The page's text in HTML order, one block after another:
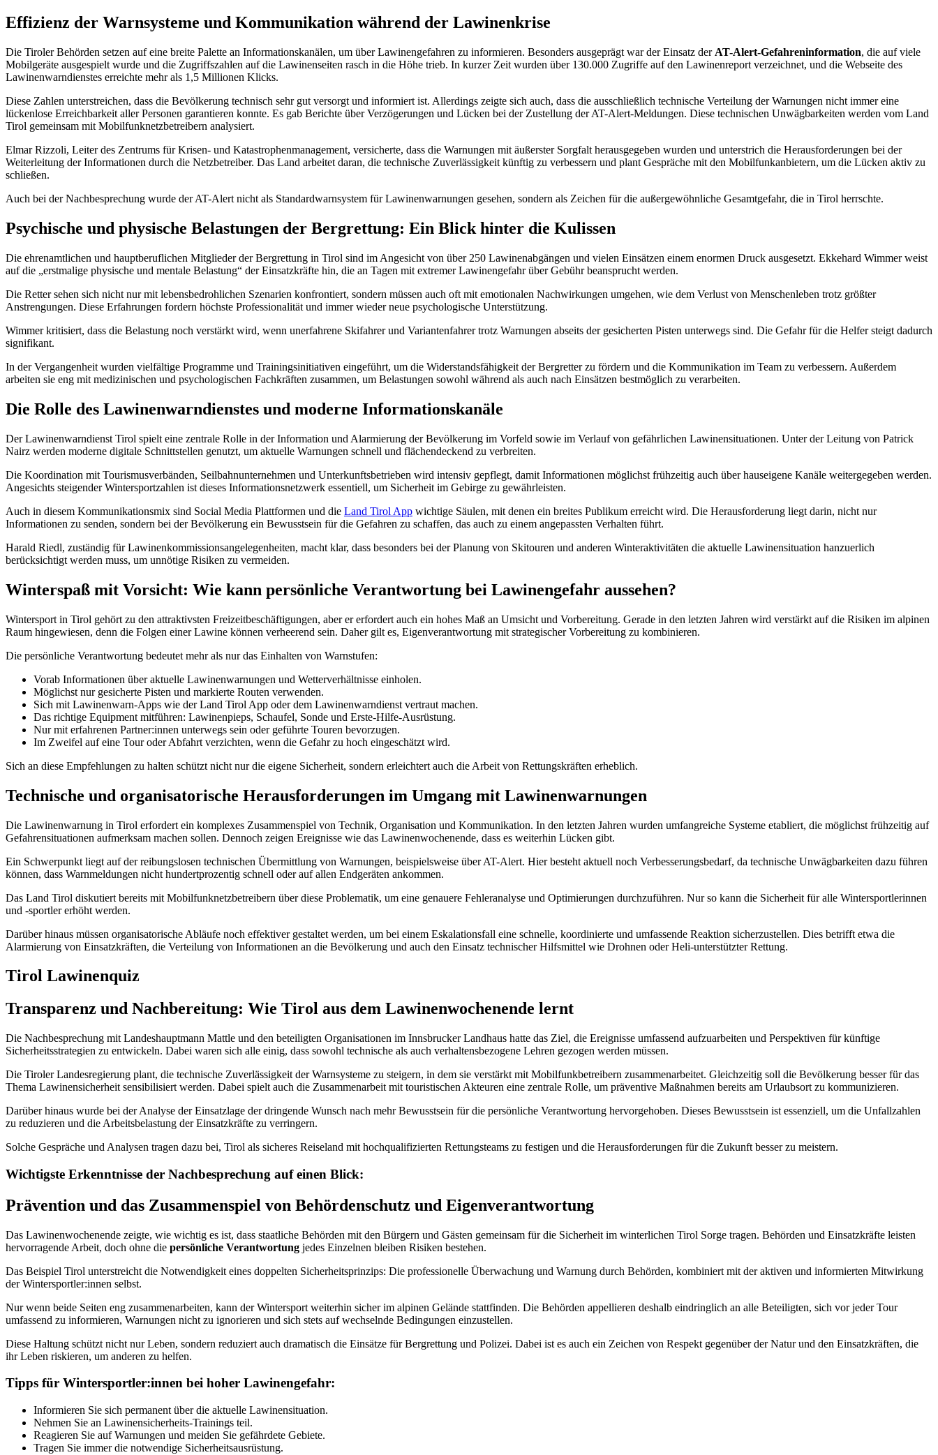
Effizienz der Warnsysteme und Kommunikation während der Lawinenkrise
Die Tiroler Behörden setzen auf eine breite Palette an Informationskanälen, um über Lawinengefahren zu informieren. Besonders ausgeprägt war der Einsatz der AT-Alert-Gefahreninformation, die auf viele
Mobilgeräte ausgespielt wurde und die Zugriffszahlen auf die Lawinenseiten rasch in die Höhe trieb. In kurzer Zeit wurden über 130.000 Zugriffe auf den Lawinenreport verzeichnet, und die Webseite des
Lawinenwarndienstes erreichte mehr als 1,5 Millionen Klicks.
Diese Zahlen unterstreichen, dass die Bevölkerung technisch sehr gut versorgt und informiert ist. Allerdings zeigte sich auch, dass die ausschließlich technische Verteilung der Warnungen nicht immer eine
lückenlose Erreichbarkeit aller Personen garantieren konnte. Es gab Berichte über Verzögerungen und Lücken bei der Zustellung der AT-Alert-Meldungen. Diese technischen Unwägbarkeiten werden vom Land
Tirol gemeinsam mit Mobilfunknetzbetreibern analysiert.
Elmar Rizzoli, Leiter des Zentrums für Krisen- und Katastrophenmanagement, versicherte, dass die Warnungen mit äußerster Sorgfalt herausgegeben wurden und unterstrich die Herausforderungen bei der
Weiterleitung der Informationen durch die Netzbetreiber. Das Land arbeitet daran, die technische Zuverlässigkeit künftig zu verbessern und plant Gespräche mit den Mobilfunkanbietern, um die Lücken aktiv zu
schließen.
Auch bei der Nachbesprechung wurde der AT-Alert nicht als Standardwarnsystem für Lawinenwarnungen gesehen, sondern als Zeichen für die außergewöhnliche Gesamtgefahr, die in Tirol herrschte.
Psychische und physische Belastungen der Bergrettung: Ein Blick hinter die Kulissen
Die ehrenamtlichen und hauptberuflichen Mitglieder der Bergrettung in Tirol sind im Angesicht von über 250 Lawinenabgängen und vielen Einsätzen einem enormen Druck ausgesetzt. Ekkehard Wimmer weist
auf die „erstmalige physische und mentale Belastung“ der Einsatzkräfte hin, die an Tagen mit extremer Lawinengefahr über Gebühr beansprucht werden.
Die Retter sehen sich nicht nur mit lebensbedrohlichen Szenarien konfrontiert, sondern müssen auch oft mit emotionalen Nachwirkungen umgehen, wie dem Verlust von Menschenleben trotz größter
Anstrengungen. Diese Erfahrungen fordern höchste Professionalität und immer wieder neue psychologische Unterstützung.
Wimmer kritisiert, dass die Belastung noch verstärkt wird, wenn unerfahrene Skifahrer und Variantenfahrer trotz Warnungen abseits der gesicherten Pisten unterwegs sind. Die Gefahr für die Helfer steigt dadurch
signifikant.
In der Vergangenheit wurden vielfältige Programme und Trainingsinitiativen eingeführt, um die Widerstandsfähigkeit der Bergretter zu fördern und die Kommunikation im Team zu verbessern. Außerdem
arbeiten sie eng mit medizinischen und psychologischen Fachkräften zusammen, um Belastungen sowohl während als auch nach Einsätzen bestmöglich zu verarbeiten.
Die Rolle des Lawinenwarndienstes und moderne Informationskanäle
Der Lawinenwarndienst Tirol spielt eine zentrale Rolle in der Information und Alarmierung der Bevölkerung im Vorfeld sowie im Verlauf von gefährlichen Lawinensituationen. Unter der Leitung von Patrick
Nairz werden moderne digitale Schnittstellen genutzt, um aktuelle Warnungen schnell und flächendeckend zu verbreiten.
Die Koordination mit Tourismusverbänden, Seilbahnunternehmen und Unterkunftsbetrieben wird intensiv gepflegt, damit Informationen möglichst frühzeitig auch über hauseigene Kanäle weitergegeben werden.
Angesichts steigender Wintersportzahlen ist dieses Informationsnetzwerk essentiell, um Sicherheit im Gebirge zu gewährleisten.
Auch in diesem Kommunikationsmix sind Social Media Plattformen und die Land Tirol App wichtige Säulen, mit denen ein breites Publikum erreicht wird. Die Herausforderung liegt darin, nicht nur
Informationen zu senden, sondern bei der Bevölkerung ein Bewusstsein für die Gefahren zu schaffen, das auch zu einem angepassten Verhalten führt.
Harald Riedl, zuständig für Lawinenkommissionsangelegenheiten, macht klar, dass besonders bei der Planung von Skitouren und anderen Winteraktivitäten die aktuelle Lawinensituation hanzuerlich
berücksichtigt werden muss, um unnötige Risiken zu vermeiden.
Winterspaß mit Vorsicht: Wie kann persönliche Verantwortung bei Lawinengefahr aussehen?
Wintersport in Tirol gehört zu den attraktivsten Freizeitbeschäftigungen, aber er erfordert auch ein hohes Maß an Umsicht und Vorbereitung. Gerade in den letzten Jahren wird verstärkt auf die Risiken im alpinen
Raum hingewiesen, denn die Folgen einer Lawine können verheerend sein. Daher gilt es, Eigenverantwortung mit strategischer Vorbereitung zu kombinieren.
Die persönliche Verantwortung bedeutet mehr als nur das Einhalten von Warnstufen:
Vorab Informationen über aktuelle Lawinenwarnungen und Wetterverhältnisse einholen.
Möglichst nur gesicherte Pisten und markierte Routen verwenden.
Sich mit Lawinenwarn-Apps wie der Land Tirol App oder dem Lawinenwarndienst vertraut machen.
Das richtige Equipment mitführen: Lawinenpieps, Schaufel, Sonde und Erste-Hilfe-Ausrüstung.
Nur mit erfahrenen Partner:innen unterwegs sein oder geführte Touren bevorzugen.
Im Zweifel auf eine Tour oder Abfahrt verzichten, wenn die Gefahr zu hoch eingeschätzt wird.
Sich an diese Empfehlungen zu halten schützt nicht nur die eigene Sicherheit, sondern erleichtert auch die Arbeit von Rettungskräften erheblich.
Technische und organisatorische Herausforderungen im Umgang mit Lawinenwarnungen
Die Lawinenwarnung in Tirol erfordert ein komplexes Zusammenspiel von Technik, Organisation und Kommunikation. In den letzten Jahren wurden umfangreiche Systeme etabliert, die möglichst frühzeitig auf
Gefahrensituationen aufmerksam machen sollen. Dennoch zeigen Ereignisse wie das Lawinenwochenende, dass es weiterhin Lücken gibt.
Ein Schwerpunkt liegt auf der reibungslosen technischen Übermittlung von Warnungen, beispielsweise über AT-Alert. Hier besteht aktuell noch Verbesserungsbedarf, da technische Unwägbarkeiten dazu führen
können, dass Warnmeldungen nicht hundertprozentig schnell oder auf allen Endgeräten ankommen.
Das Land Tirol diskutiert bereits mit Mobilfunknetzbetreibern über diese Problematik, um eine genauere Fehleranalyse und Optimierungen durchzuführen. Nur so kann die Sicherheit für alle Wintersportlerinnen
und -sportler erhöht werden.
Darüber hinaus müssen organisatorische Abläufe noch effektiver gestaltet werden, um bei einem Eskalationsfall eine schnelle, koordinierte und umfassende Reaktion sicherzustellen. Dies betrifft etwa die
Alarmierung von Einsatzkräften, die Verteilung von Informationen an die Bevölkerung und auch den Einsatz technischer Hilfsmittel wie Drohnen oder Heli-unterstützter Rettung.
Tirol Lawinenquiz
Transparenz und Nachbereitung: Wie Tirol aus dem Lawinenwochenende lernt
Die Nachbesprechung mit Landeshauptmann Mattle und den beteiligten Organisationen im Innsbrucker Landhaus hatte das Ziel, die Ereignisse umfassend aufzuarbeiten und Perspektiven für künftige
Sicherheitsstrategien zu entwickeln. Dabei waren sich alle einig, dass sowohl technische als auch verhaltensbezogene Lehren gezogen werden müssen.
Die Tiroler Landesregierung plant, die technische Zuverlässigkeit der Warnsysteme zu steigern, in dem sie verstärkt mit Mobilfunkbetreibern zusammenarbeitet. Gleichzeitig soll die Bevölkerung besser für das
Thema Lawinensicherheit sensibilisiert werden. Dabei spielt auch die Zusammenarbeit mit touristischen Akteuren eine zentrale Rolle, um präventive Maßnahmen bereits am Urlaubsort zu kommunizieren.
Darüber hinaus wurde bei der Analyse der Einsatzlage der dringende Wunsch nach mehr Bewusstsein für die persönliche Verantwortung hervorgehoben. Dieses Bewusstsein ist essenziell, um die Unfallzahlen
zu reduzieren und die Arbeitsbelastung der Einsatzkräfte zu verringern.
Solche Gespräche und Analysen tragen dazu bei, Tirol als sicheres Reiseland mit hochqualifizierten Rettungsteams zu festigen und die Herausforderungen für die Zukunft besser zu meistern.
Wichtigste Erkenntnisse der Nachbesprechung auf einen Blick:
Prävention und das Zusammenspiel von Behördenschutz und Eigenverantwortung
Das Lawinenwochenende zeigte, wie wichtig es ist, dass staatliche Behörden mit den Bürgern und Gästen gemeinsam für die Sicherheit im winterlichen Tirol Sorge tragen. Behörden und Einsatzkräfte leisten
hervorragende Arbeit, doch ohne die persönliche Verantwortung jedes Einzelnen bleiben Risiken bestehen.
Das Beispiel Tirol unterstreicht die Notwendigkeit eines doppelten Sicherheitsprinzips: Die professionelle Überwachung und Warnung durch Behörden, kombiniert mit der aktiven und informierten Mitwirkung
der Wintersportler:innen selbst.
Nur wenn beide Seiten eng zusammenarbeiten, kann der Wintersport weiterhin sicher im alpinen Gelände stattfinden. Die Behörden appellieren deshalb eindringlich an alle Beteiligten, sich vor jeder Tour
umfassend zu informieren, Warnungen nicht zu ignorieren und sich stets auf wechselnde Bedingungen einzustellen.
Diese Haltung schützt nicht nur Leben, sondern reduziert auch dramatisch die Einsätze für Bergrettung und Polizei. Dabei ist es auch ein Zeichen von Respekt gegenüber der Natur und den Einsatzkräften, die
ihr Leben riskieren, um anderen zu helfen.
Tipps für Wintersportler:innen bei hoher Lawinengefahr:
Informieren Sie sich permanent über die aktuelle Lawinensituation.
Nehmen Sie an Lawinensicherheits-Trainings teil.
Reagieren Sie auf Warnungen und meiden Sie gefährdete Gebiete.
Tragen Sie immer die notwendige Sicherheitsausrüstung.